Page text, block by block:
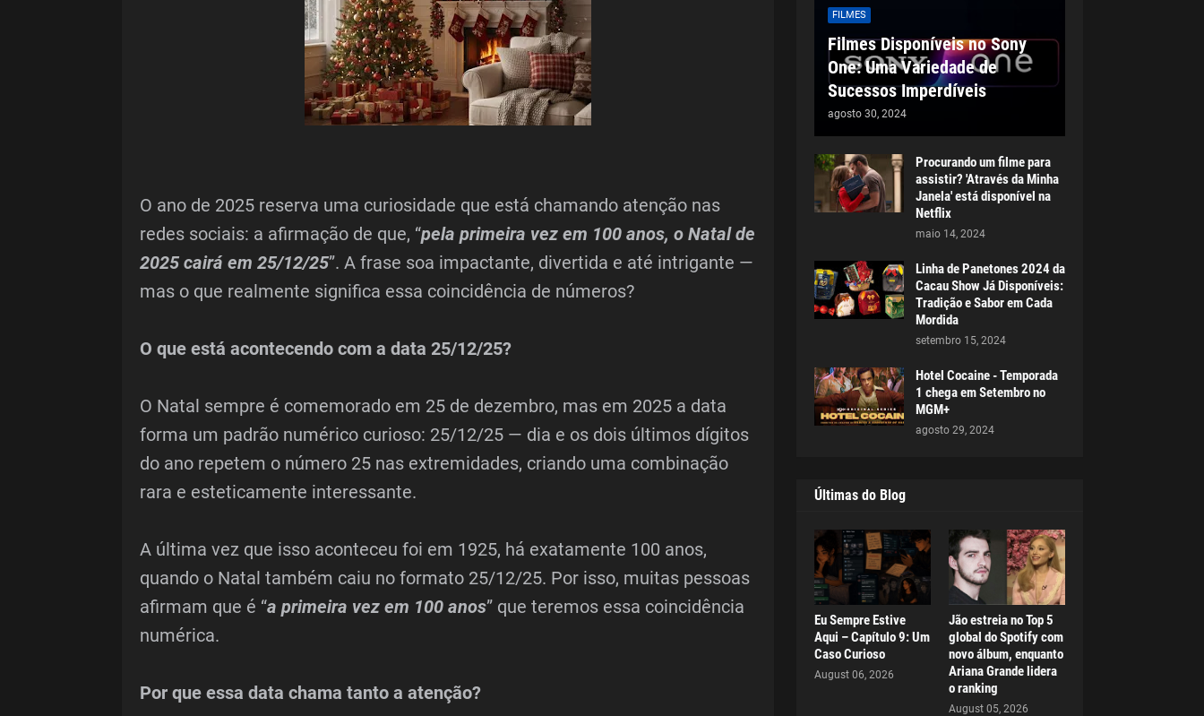
O ano de 2025 reserva uma curiosidade que está chamando atenção nas
redes sociais: a afirmação de que, “pela primeira vez em 100 anos, o Natal de
2025 cairá em 25/12/25”. A frase soa impactante, divertida e até intrigante —
mas o que realmente significa essa coincidência de números?
O que está acontecendo com a data 25/12/25?
O Natal sempre é comemorado em 25 de dezembro, mas em 2025 a data
forma um padrão numérico curioso: 25/12/25 — dia e os dois últimos dígitos
do ano repetem o número 25 nas extremidades, criando uma combinação
rara e esteticamente interessante.
A última vez que isso aconteceu foi em 1925, há exatamente 100 anos,
quando o Natal também caiu no formato 25/12/25. Por isso, muitas pessoas
afirmam que é “a primeira vez em 100 anos” que teremos essa coincidência
numérica.
Por que essa data chama tanto a atenção?
FILMES
Filmes Disponíveis no Sony
One: Uma Variedade de
Sucessos Imperdíveis
agosto 30, 2024
Procurando um filme para
assistir? 'Através da Minha
Janela' está disponível na
Netflix
maio 14, 2024
Linha de Panetones 2024 da
Cacau Show Já Disponíveis:
Tradição e Sabor em Cada
Mordida
setembro 15, 2024
Hotel Cocaine - Temporada
1 chega em Setembro no
MGM+
agosto 29, 2024
Últimas do Blog
Eu Sempre Estive
Aqui – Capítulo 9: Um
Caso Curioso
August 06, 2026
Jão estreia no Top 5
global do Spotify com
novo álbum, enquanto
Ariana Grande lidera
o ranking
August 05, 2026